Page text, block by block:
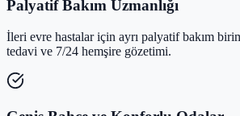
Palyatif Bakım Uzmanlığı
İleri evre hastalar için ayrı palyatif bakım
tedavi ve 7/24 hemşire gözetimi.